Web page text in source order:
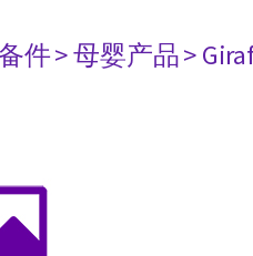
件> 母婴产品>